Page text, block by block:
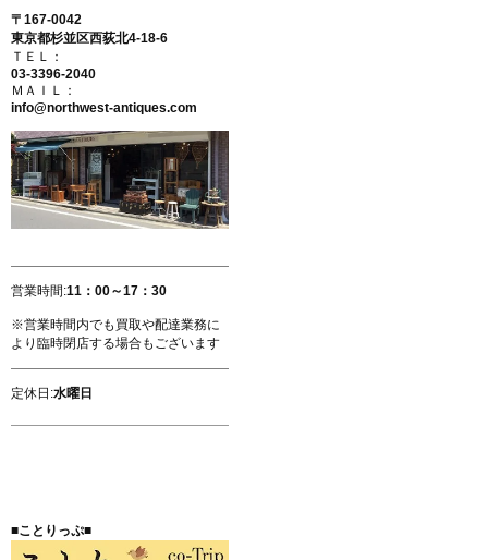
〒167-0042
東京都杉並区西荻北4-18-6
ＴＥＬ：
03-3396-2040
ＭＡＩＬ：
info@northwest-antiques.com
営業時間:11：00～17：30
※営業時間内でも買取や配達業務に
より臨時閉店する場合もございます
定休日:水曜日
■ことりっぷ■